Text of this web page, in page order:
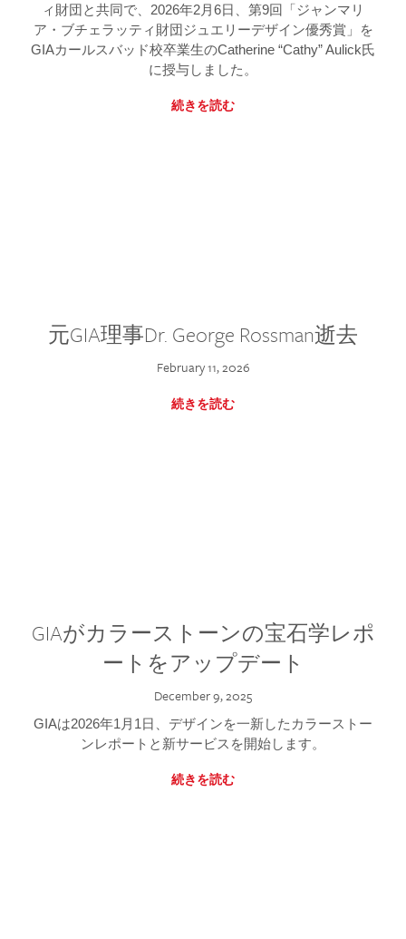
ィ財団と共同で、2026年2月6日、第9回「ジャンマリ
ア・ブチェラッティ財団ジュエリーデザイン優秀賞」を
GIAカールスバッド校卒業生のCatherine “Cathy” Aulick氏
に授与しました。
続きを読む
元GIA理事Dr. George Rossman逝去
February 11, 2026
続きを読む
GIAがカラーストーンの宝石学レポ
ートをアップデート
December 9, 2025
GIAは2026年1月1日、デザインを一新したカラーストー
ンレポートと新サービスを開始します。
続きを読む